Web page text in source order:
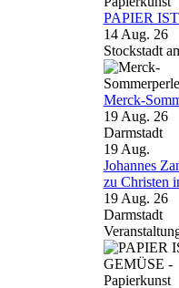
PAPIER
14 Aug. 26
Stockstadt
Merck-
19 Aug. 26
Darmstadt
19 Aug.
Johannes
zu Christen
19 Aug. 26
Darmstadt